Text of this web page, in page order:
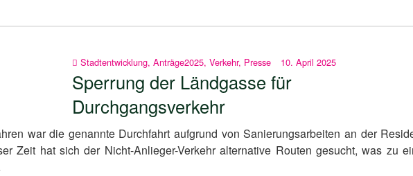
Stadtentwicklung, Anträge2025, Verkehr, Presse 10. April 2025
Sperrung der Ländgasse für
Durchgangsverkehr
war die genannte Durchfahrt aufgrund von Sanierungsarbeiten an der
Zeit hat sich der Nicht-Anlieger-Verkehr alternative Routen gesucht, was zu